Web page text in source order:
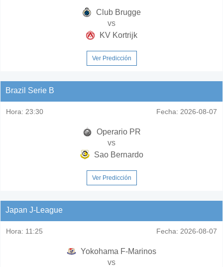
Club Brugge
vs
KV Kortrijk
Ver Predicción
Brazil Serie B
Hora: 23:30 Fecha: 2026-08-07
Operario PR
vs
Sao Bernardo
Ver Predicción
Japan J-League
Hora: 11:25 Fecha: 2026-08-07
Yokohama F-Marinos
vs